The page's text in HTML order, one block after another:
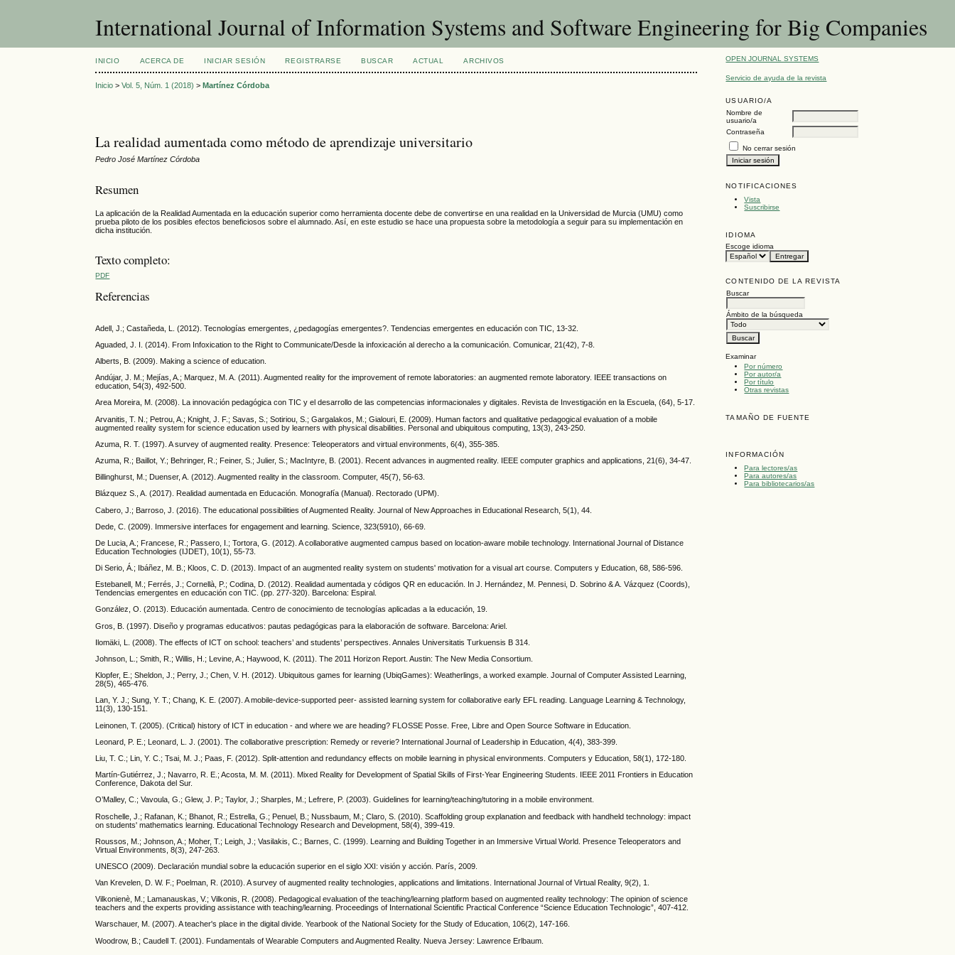
International Journal of Information Systems and Software Engineering for Big Companies
OPEN JOURNAL SYSTEMS
Servicio de ayuda de la revista
USUARIO/A
Nombre de
usuario/a
Contraseña
No cerrar sesión
NOTIFICACIONES
Vista
Suscribirse
IDIOMA
Escoge idioma
CONTENIDO DE LA REVISTA
Buscar
Ámbito de la búsqueda
Examinar
Por número
Por autor/a
Por título
Otras revistas
TAMAÑO DE FUENTE
INFORMACIÓN
Para lectores/as
Para autores/as
Para bibliotecarios/as
INICIO ACERCA DE INICIAR SESIÓN REGISTRARSE BUSCAR ACTUAL ARCHIVOS
Inicio >Vol. 5, Núm. 1 (2018) >Martínez Córdoba
La realidad aumentada como método de aprendizaje universitario
Pedro José Martínez Córdoba
Resumen
La aplicación de la Realidad Aumentada en la educación superior como herramienta docente debe de convertirse en una realidad en la Universidad de Murcia (UMU) como
prueba piloto de los posibles efectos beneficiosos sobre el alumnado. Así, en este estudio se hace una propuesta sobre la metodología a seguir para su implementación en
dicha institución.
Texto completo:
PDF
Referencias
Adell, J.; Castañeda, L. (2012). Tecnologías emergentes, ¿pedagogías emergentes?. Tendencias emergentes en educación con TIC, 13-32.
Aguaded, J. I. (2014). From Infoxication to the Right to Communicate/Desde la infoxicación al derecho a la comunicación. Comunicar, 21(42), 7-8.
Alberts, B. (2009). Making a science of education.
Andújar, J. M.; Mejías, A.; Marquez, M. A. (2011). Augmented reality for the improvement of remote laboratories: an augmented remote laboratory. IEEE transactions on
education, 54(3), 492-500.
Area Moreira, M. (2008). La innovación pedagógica con TIC y el desarrollo de las competencias informacionales y digitales. Revista de Investigación en la Escuela, (64), 5-17.
Arvanitis, T. N.; Petrou, A.; Knight, J. F.; Savas, S.; Sotiriou, S.; Gargalakos, M.; Gialouri, E. (2009). Human factors and qualitative pedagogical evaluation of a mobile
augmented reality system for science education used by learners with physical disabilities. Personal and ubiquitous computing, 13(3), 243-250.
Azuma, R. T. (1997). A survey of augmented reality. Presence: Teleoperators and virtual environments, 6(4), 355-385.
Azuma, R.; Baillot, Y.; Behringer, R.; Feiner, S.; Julier, S.; MacIntyre, B. (2001). Recent advances in augmented reality. IEEE computer graphics and applications, 21(6), 34-47.
Billinghurst, M.; Duenser, A. (2012). Augmented reality in the classroom. Computer, 45(7), 56-63.
Blázquez S., A. (2017). Realidad aumentada en Educación. Monografía (Manual). Rectorado (UPM).
Cabero, J.; Barroso, J. (2016). The educational possibilities of Augmented Reality. Journal of New Approaches in Educational Research, 5(1), 44.
Dede, C. (2009). Immersive interfaces for engagement and learning. Science, 323(5910), 66-69.
De Lucia, A.; Francese, R.; Passero, I.; Tortora, G. (2012). A collaborative augmented campus based on location-aware mobile technology. International Journal of Distance
Education Technologies (IJDET), 10(1), 55-73.
Di Serio, Á.; Ibáñez, M. B.; Kloos, C. D. (2013). Impact of an augmented reality system on students' motivation for a visual art course. Computers y Education, 68, 586-596.
Estebanell, M.; Ferrés, J.; Cornellà, P.; Codina, D. (2012). Realidad aumentada y códigos QR en educación. In J. Hernández, M. Pennesi, D. Sobrino & A. Vázquez (Coords),
Tendencias emergentes en educación con TIC. (pp. 277-320). Barcelona: Espiral.
González, O. (2013). Educación aumentada. Centro de conocimiento de tecnologías aplicadas a la educación, 19.
Gros, B. (1997). Diseño y programas educativos: pautas pedagógicas para la elaboración de software. Barcelona: Ariel.
Ilomäki, L. (2008). The effects of ICT on school: teachers’ and students’ perspectives. Annales Universitatis Turkuensis B 314.
Johnson, L.; Smith, R.; Willis, H.; Levine, A.; Haywood, K. (2011). The 2011 Horizon Report. Austin: The New Media Consortium.
Klopfer, E.; Sheldon, J.; Perry, J.; Chen, V. H. (2012). Ubiquitous games for learning (UbiqGames): Weatherlings, a worked example. Journal of Computer Assisted Learning,
28(5), 465-476.
Lan, Y. J.; Sung, Y. T.; Chang, K. E. (2007). A mobile-device-supported peer- assisted learning system for collaborative early EFL reading. Language Learning & Technology,
11(3), 130-151.
Leinonen, T. (2005). (Critical) history of ICT in education - and where we are heading? FLOSSE Posse. Free, Libre and Open Source Software in Education.
Leonard, P. E.; Leonard, L. J. (2001). The collaborative prescription: Remedy or reverie? International Journal of Leadership in Education, 4(4), 383-399.
Liu, T. C.; Lin, Y. C.; Tsai, M. J.; Paas, F. (2012). Split-attention and redundancy effects on mobile learning in physical environments. Computers y Education, 58(1), 172-180.
Martín-Gutiérrez, J.; Navarro, R. E.; Acosta, M. M. (2011). Mixed Reality for Development of Spatial Skills of First-Year Engineering Students. IEEE 2011 Frontiers in Education
Conference, Dakota del Sur.
O’Malley, C.; Vavoula, G.; Glew, J. P.; Taylor, J.; Sharples, M.; Lefrere, P. (2003). Guidelines for learning/teaching/tutoring in a mobile environment.
Roschelle, J.; Rafanan, K.; Bhanot, R.; Estrella, G.; Penuel, B.; Nussbaum, M.; Claro, S. (2010). Scaffolding group explanation and feedback with handheld technology: impact
on students' mathematics learning. Educational Technology Research and Development, 58(4), 399-419.
Roussos, M.; Johnson, A.; Moher, T.; Leigh, J.; Vasilakis, C.; Barnes, C. (1999). Learning and Building Together in an Immersive Virtual World. Presence Teleoperators and
Virtual Environments, 8(3), 247-263.
UNESCO (2009). Declaración mundial sobre la educación superior en el siglo XXI: visión y acción. París, 2009.
Van Krevelen, D. W. F.; Poelman, R. (2010). A survey of augmented reality technologies, applications and limitations. International Journal of Virtual Reality, 9(2), 1.
Vilkonienè, M.; Lamanauskas, V.; Vilkonis, R. (2008). Pedagogical evaluation of the teaching/learning platform based on augmented reality technology: The opinion of science
teachers and the experts providing assistance with teaching/learning. Proceedings of International Scientific Practical Conference “Science Education Technologic”, 407-412.
Warschauer, M. (2007). A teacher's place in the digital divide. Yearbook of the National Society for the Study of Education, 106(2), 147-166.
Woodrow, B.; Caudell T. (2001). Fundamentals of Wearable Computers and Augmented Reality. Nueva Jersey: Lawrence Erlbaum.